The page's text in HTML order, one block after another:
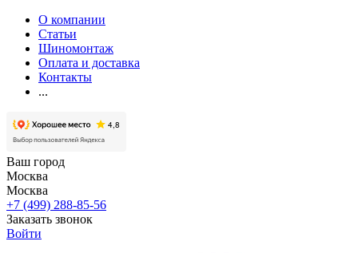
О компании
Статьи
Шиномонтаж
Оплата и доставка
Контакты
...
Ваш город
Москва
Москва
+7 (499) 288-85-56
Заказать звонок
Войти